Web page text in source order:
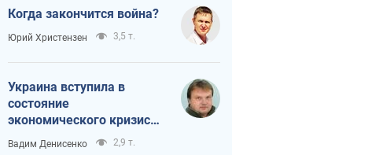
Когда закончится война?
Юрий Христензен 3,5 т.
Украина вступила в
состояние
экономического кризиса.
Есть ли свет в конце
Вадим Денисенко 2,9 т.